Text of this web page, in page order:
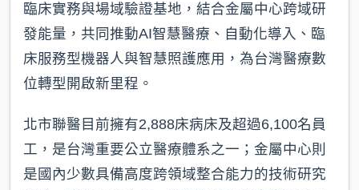
臨床實務與場域驗證基地，結合金屬中心跨域研
發能量，共同推動AI智慧醫療、自動化導入、臨
床服務型機器人與智慧照護應用，為台灣醫療數
位轉型開啟新里程。
北市聯醫目前擁有2,888床病床及超過6,100名員
工，是台灣重要公立醫療體系之一；金屬中心則
是國內少數具備高度跨領域整合能力的技術研究